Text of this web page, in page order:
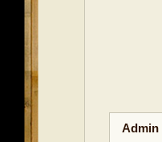
Admin